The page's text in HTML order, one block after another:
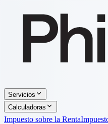
Servicios
Calculadoras
Impuesto sobre la Renta